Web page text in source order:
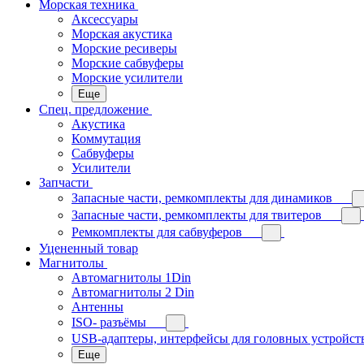
Морская техника
Аксессуары
Морская акустика
Морские ресиверы
Морские сабвуферы
Морские усилители
Еще
Спец. предложение
Акустика
Коммутация
Сабвуферы
Усилители
Запчасти
Запасные части, ремкомплекты для динамиков
Запасные части, ремкомплекты для твитеров
Ремкомплекты для сабвуферов
Уцененный товар
Магнитолы
Автомагнитолы 1Din
Автомагнитолы 2 Din
Антенны
ISO- разъёмы
USB-адаптеры, интерфейсы для головных
Еще